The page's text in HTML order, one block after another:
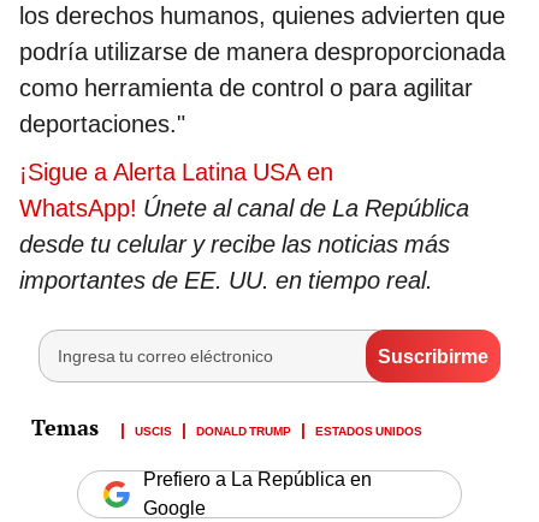
los derechos humanos, quienes advierten que
podría utilizarse de manera desproporcionada
como herramienta de control o para agilitar
deportaciones."
¡Sigue a Alerta Latina USA en
WhatsApp! Únete al canal de La República
desde tu celular y recibe las noticias más
importantes de EE. UU. en tiempo real.
USCIS DONALD TRUMP ESTADOS UNIDOS
Prefiero a La República en
Google